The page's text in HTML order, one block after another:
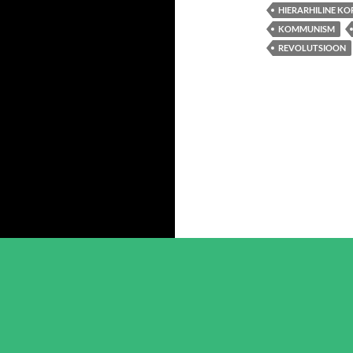
HIERARHILINE
KOMMUNISM
REVOLUTSIOON